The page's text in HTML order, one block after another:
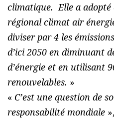
climatique. Elle a adopté
régional climat air
diviser par 4 les
d’ici 2050 en diminuant
d’énergie et en utilisant
renouvelables. »
« C’est une question de
responsabilité mondiale